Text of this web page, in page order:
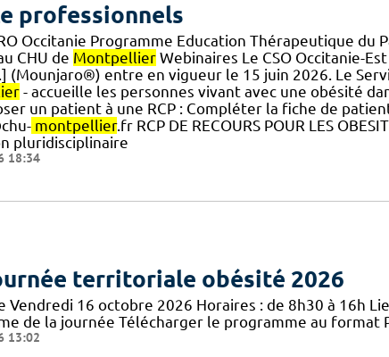
professionnels
Occitanie Programme Education Thérapeutique du
CHU de MontpellierWebinaires Le CSO Occitanie-
(Mounjaro®) entre en vigueur le 15 juin 2026. Le
- accueille les personnes vivant avec une obésité
un patient à une RCP : Compléter la fiche de
montpellier.fr RCP DE RECOURS POUR LES
pluridisciplinaire
18:34
territoriale obésité 2026
16 octobre 2026 Horaires : de 8h30 à 16h
de la journée Télécharger le programme au format
13:02